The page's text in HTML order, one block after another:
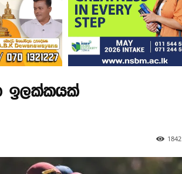
ඉලක්කයක්
1842